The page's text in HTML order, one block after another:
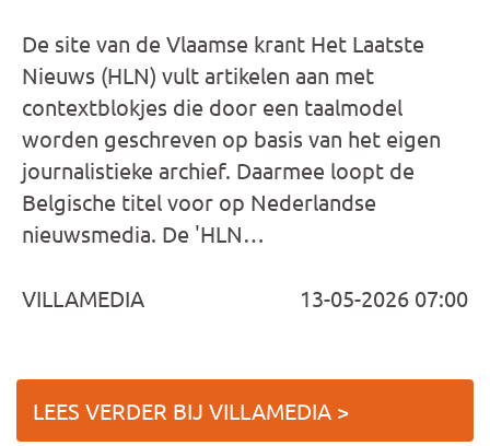
De site van de Vlaamse krant Het Laatste
Nieuws (HLN) vult artikelen aan met
contextblokjes die door een taalmodel
worden geschreven op basis van het eigen
journalistieke archief. Daarmee loopt de
Belgische titel voor op Nederlandse
nieuwsmedia. De 'HLN…
VILLAMEDIA 13-05-2026 07:00
LEES VERDER BIJ VILLAMEDIA >